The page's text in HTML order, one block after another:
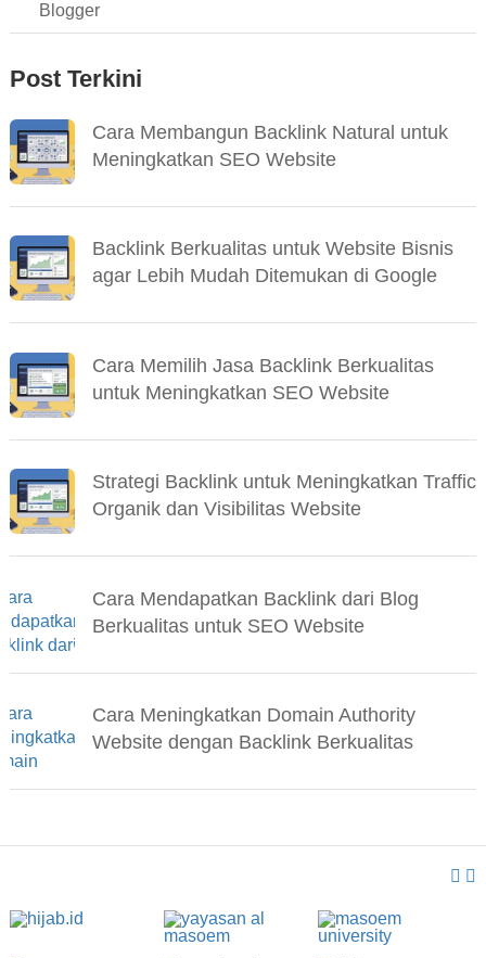
Blogger
Post Terkini
Cara Membangun Backlink Natural untuk
Meningkatkan SEO Website
Backlink Berkualitas untuk Website Bisnis
agar Lebih Mudah Ditemukan di Google
Cara Memilih Jasa Backlink Berkualitas
untuk Meningkatkan SEO Website
Strategi Backlink untuk Meningkatkan Traffic
Organik dan Visibilitas Website
Cara Mendapatkan Backlink dari Blog
Berkualitas untuk SEO Website
Cara Meningkatkan Domain Authority
Website dengan Backlink Berkualitas